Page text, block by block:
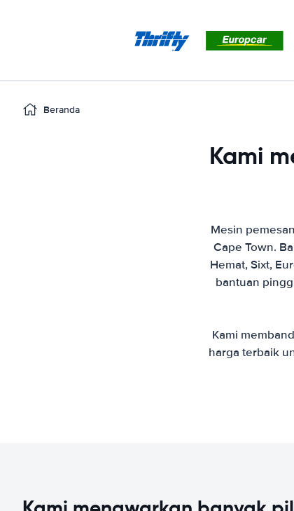
Beranda
Kami
Mesin
Cape Town.
Hemat, Sixt,
bantuan
Kami
harga terbaik